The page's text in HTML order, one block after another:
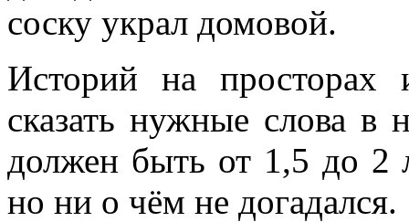
соску украл домовой.
Историй на просторах
сказать нужные слова в
должен быть от 1,5 до 2
но ни о чём не догадался.